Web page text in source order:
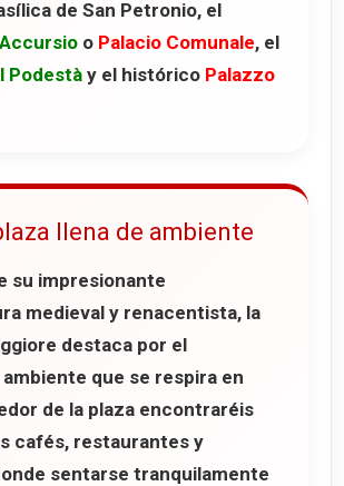
de San Petronio, el
o Palacio Comunale, el
Podestà y el histórico Palazzo
llena de ambiente
su impresionante
medieval y renacentista, la
destaca por el
que se respira en
de la plaza encontraréis
cafés, restaurantes y
sentarse tranquilamente